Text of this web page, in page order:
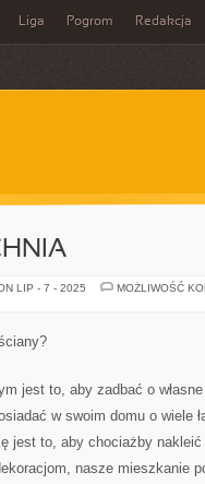
Liga Pogrom Redakcja
LIP - 7 - 2025
MOŻLIWOŚĆ
jest to, aby zadbać o
w swoim domu o wiele
jest to, aby chociażby
nasze mieszkanie